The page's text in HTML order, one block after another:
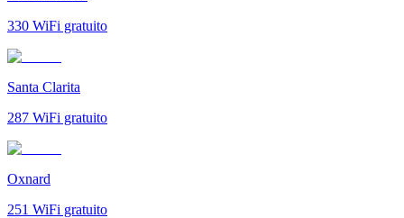
330 WiFi gratuito
Santa Clarita
287 WiFi gratuito
Oxnard
251 WiFi gratuito